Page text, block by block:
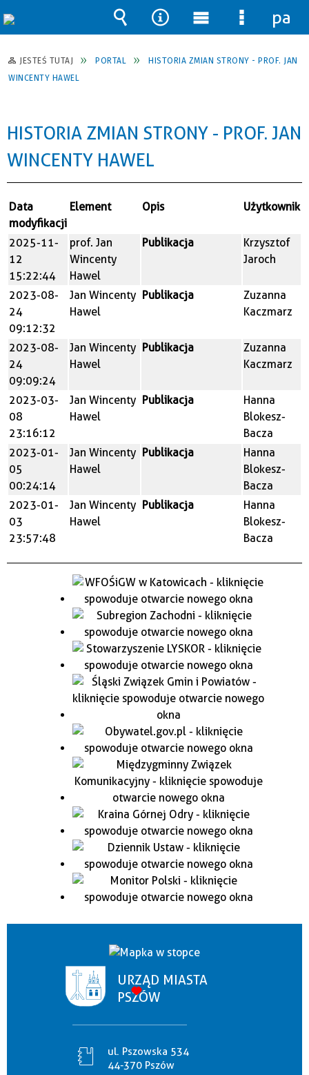
JESTEŚ TUTAJ PORTAL
HISTORIA ZMIAN STRONY - PROF. JAN
WINCENTY HAWEL
HISTORIA ZMIAN STRONY - PROF. JAN
WINCENTY HAWEL
Data
modyfikacji
Element Opis Użytkownik
2025-11-
12
15:22:44
prof. Jan
Wincenty
Hawel
Publikacja
Krzysztof
Jaroch
2023-08-
24
09:12:32
Jan Wincenty
Hawel
Publikacja
Zuzanna
Kaczmarz
2023-08-
24
09:09:24
Jan Wincenty
Hawel
Publikacja
Zuzanna
Kaczmarz
2023-03-
08
23:16:12
Jan Wincenty
Hawel
Publikacja
Hanna
Blokesz-
Bacza
2023-01-
05
00:24:14
Jan Wincenty
Hawel
Publikacja
Hanna
Blokesz-
Bacza
2023-01-
03
23:57:48
Jan Wincenty
Hawel
Publikacja
Hanna
Blokesz-
Bacza
URZĄD MIASTA
PSZÓW
ul. Pszowska 534
44-370 Pszów
Wyszukiwarka
Narzędzia
Menu
główne
Menu